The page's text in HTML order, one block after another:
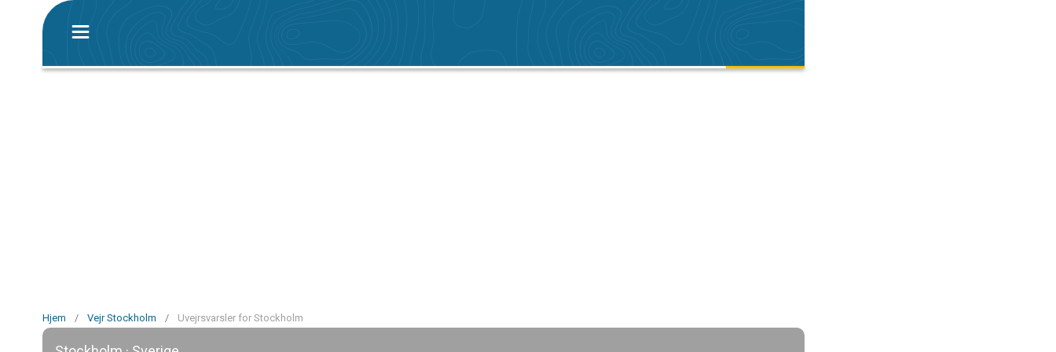
Hjem / Vejr Stockholm / Uvejrsvarsler for Stockholm